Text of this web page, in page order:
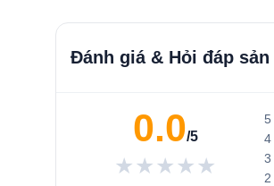
Đánh giá & Hỏi đáp sản
0.0/5
★★★★★
5
4
3
cotton
Đọc tiếp